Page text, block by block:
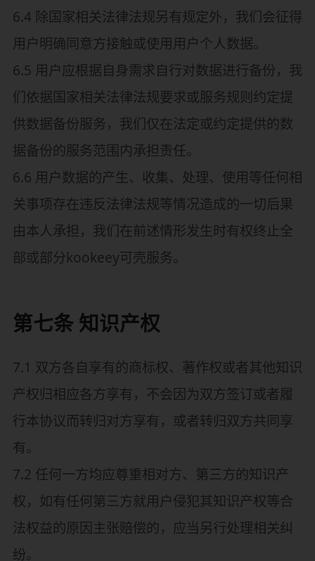
6.4 除国家相关法律法规另有规定外，我们会征得
用户明确同意方接触或使用用户个人数据。
6.5 用户应根据自身需求自行对数据进行备份，我
们依据国家相关法律法规要求或服务规则约定提
供数据备份服务，我们仅在法定或约定提供的数
据备份的服务范围内承担责任。
6.6 用户数据的产生、收集、处理、使用等任何相
关事项存在违反法律法规等情况造成的一切后果
由本人承担，我们在前述情形发生时有权终止全
部或部分kookeey可壳服务。
第七条 知识产权
7.1 双方各自享有的商标权、著作权或者其他知识
产权归相应各方享有，不会因为双方签订或者履
行本协议而转归对方享有，或者转归双方共同享
有。
7.2 任何一方均应尊重相对方、第三方的知识产
权，如有任何第三方就用户侵犯其知识产权等合
法权益的原因主张赔偿的，应当另行处理相关纠
纷。